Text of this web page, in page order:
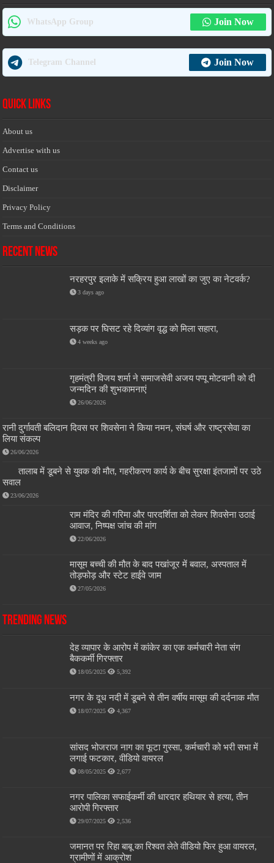
WhatsApp Group Join Now
Telegram Channel Join Now
Quick Links
About us
Advertise with us
Contact us
Disclaimer
Privacy Policy
Terms and Conditions
Recent News
नरहरपुर इलाके में सक्रिय हुआ लाखों का जुए का नेटवर्क?
3 days ago
सड़क पर घिसट रहे दिव्यांग वृद्ध को मिला सहारा,
4 weeks ago
गृहमंत्री विजय शर्मा ने समाजसेवी अजय पप्पू मोटवानी को दी
जन्मदिन की शुभकामनाएं
26/06/2026
रानी दुर्गावती बलिदान दिवस पर शिवसेना ने किया नमन, संघर्ष और राष्ट्रसेवा का
लिया संकल्प
26/06/2026
तालाब में डूबने से युवक की मौत, गहरीकरण कार्य के बीच सुरक्षा इंतजामों पर उठे
सवाल
23/06/2026
राम मंदिर की गरिमा और पारदर्शिता को लेकर शिवसेना उठाई
आवाज, निष्पक्ष जांच की मांग
22/06/2026
मासूम बच्ची की मौत के बाद पखांजूर में बवाल, अस्पताल में
तोड़फोड़ और स्टेट हाईवे जाम
27/05/2026
Trending News
देह व्यापार के आरोप में कांकेर का एक कर्मचारी नेता संग
बैककर्मी गिरफ्तार
18/05/2025 5,392
नगर के दूध नदी में डूबने से तीन वर्षीय मासूम की दर्दनाक मौत
18/07/2025 4,367
सांसद भोजराज नाग का फूटा गुस्सा, कर्मचारी को भरी सभा में
लगाई फटकार, वीडियो वायरल
08/05/2025 2,677
नगर पालिका सफाईकर्मी की धारदार हथियार से हत्या, तीन
आरोपी गिरफ्तार
29/07/2025 2,536
जमानत पर रिहा बाबू का रिश्वत लेते वीडियो फिर हुआ वायरल,
ग्रामीणों में आक्रोश